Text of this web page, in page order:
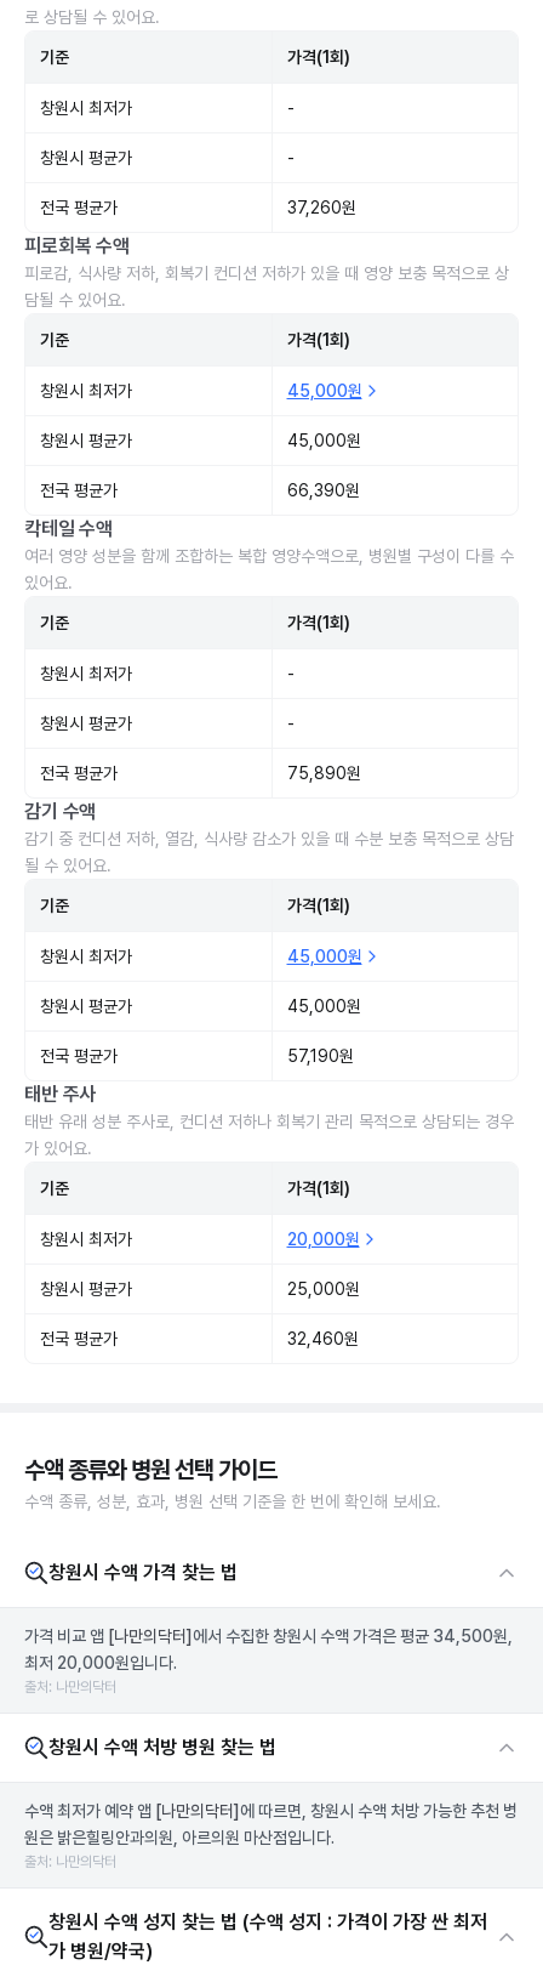
로 상담될 수 있어요.
기준 가격(1회)
창원시 최저가 -
창원시 평균가 -
전국 평균가 37,260원
피로회복 수액
피로감, 식사량 저하, 회복기 컨디션 저하가 있을 때 영양 보충 목적으로 상
담될 수 있어요.
기준 가격(1회)
창원시 최저가 45,000원
창원시 평균가 45,000원
전국 평균가 66,390원
칵테일 수액
여러 영양 성분을 함께 조합하는 복합 영양수액으로, 병원별 구성이 다를 수
있어요.
기준 가격(1회)
창원시 최저가 -
창원시 평균가 -
전국 평균가 75,890원
감기 수액
감기 중 컨디션 저하, 열감, 식사량 감소가 있을 때 수분 보충 목적으로 상담
될 수 있어요.
기준 가격(1회)
창원시 최저가 45,000원
창원시 평균가 45,000원
전국 평균가 57,190원
태반 주사
태반 유래 성분 주사로, 컨디션 저하나 회복기 관리 목적으로 상담되는 경우
가 있어요.
기준 가격(1회)
창원시 최저가 20,000원
창원시 평균가 25,000원
전국 평균가 32,460원
수액 종류와 병원 선택 가이드
수액 종류, 성분, 효과, 병원 선택 기준을 한 번에 확인해 보세요.
창원시 수액 가격 찾는 법
가격 비교 앱 [나만의닥터] 에서 수집한 창원시 수액 가격은 평균 34,500원,
최저 20,000원입니다.
출처: 나만의닥터
창원시 수액 처방 병원 찾는 법
수액 최저가 예약 앱 [나만의닥터] 에 따르면, 창원시 수액 처방 가능한 추천 병
원은 밝은힐링안과의원, 아르의원 마산점입니다.
출처: 나만의닥터
창원시 수액 성지 찾는 법 (수액 성지 : 가격이 가장 싼 최저
가 병원/약국)